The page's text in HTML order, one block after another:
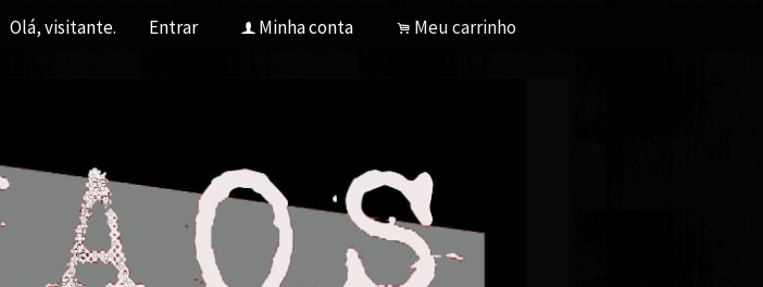
Olá, visitante. Entrar f Minha conta . Meu carrinho